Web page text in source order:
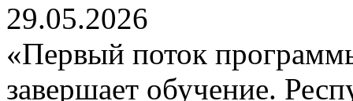
29.05.2026
«Первый поток
завершает обучение.